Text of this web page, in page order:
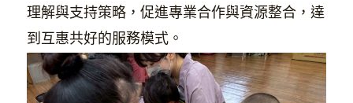
理解與支持策略，促進專業合作與資源整合，達
到互惠共好的服務模式。